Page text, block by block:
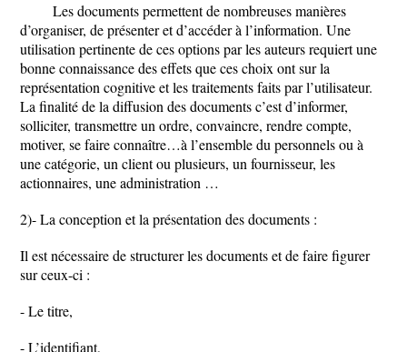
Les documents permettent de nombreuses manières
d’organiser, de présenter et d’accéder à l’information. Une
utilisation pertinente de ces options par les auteurs requiert une
bonne connaissance des effets que ces choix ont sur la
représentation cognitive et les traitements faits par l’utilisateur.
La finalité de la diffusion des documents c’est d’informer,
solliciter, transmettre un ordre, convaincre, rendre compte,
motiver, se faire connaître…à l’ensemble du personnels ou à
une catégorie, un client ou plusieurs, un fournisseur, les
actionnaires, une administration …
2)- La conception et la présentation des documents :
Il est nécessaire de structurer les documents et de faire figurer
sur ceux-ci :
- Le titre,
- L’identifiant,